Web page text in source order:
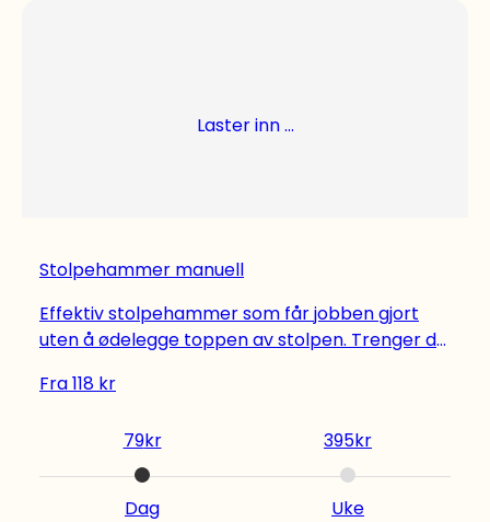
Laster inn ...
Stolpehammer manuell
Effektiv stolpehammer som får jobben gjort
uten å ødelegge toppen av stolpen. Trenger du
har verktøyutleie med alt det du trenger til dine
Ryobi-verktøy for å nevne noen. Sjekk vårt
utvalg.
Fra118 kr
79kr
Dag
395kr
Uke